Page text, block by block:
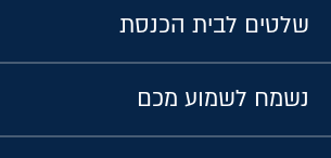
שלטים לבית הכנסת
נשמח לשמוע מכם